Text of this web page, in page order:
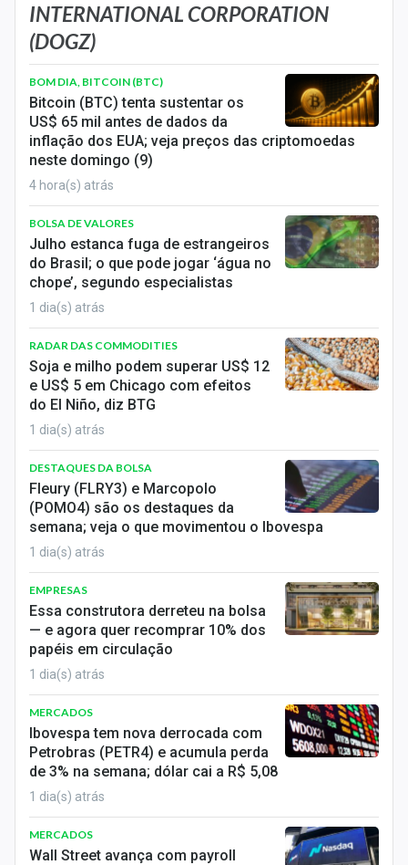
Economia
Empresas
Brasil
Política
Colunas
Especiais
Internacional
Marketing
Tecnologia
Conteúdo de Marca
Sobre
Expediente
Contato
INTERNATIONAL CORPORATION
(DOGZ)
BOM DIA, BITCOIN (BTC)
Bitcoin (BTC) tenta sustentar os
US$ 65 mil antes de dados da
inflação dos EUA; veja preços das criptomoedas
neste domingo (9)
4 hora(s) atrás
BOLSA DE VALORES
Julho estanca fuga de estrangeiros
do Brasil; o que pode jogar ‘água no
chope’, segundo especialistas
1 dia(s) atrás
RADAR DAS COMMODITIES
Soja e milho podem superar US$ 12
e US$ 5 em Chicago com efeitos
do El Niño, diz BTG
1 dia(s) atrás
DESTAQUES DA BOLSA
Fleury (FLRY3) e Marcopolo
(POMO4) são os destaques da
semana; veja o que movimentou o Ibovespa
1 dia(s) atrás
EMPRESAS
Essa construtora derreteu na bolsa
— e agora quer recomprar 10% dos
papéis em circulação
1 dia(s) atrás
MERCADOS
Ibovespa tem nova derrocada com
Petrobras (PETR4) e acumula perda
de 3% na semana; dólar cai a R$ 5,08
1 dia(s) atrás
MERCADOS
Wall Street avança com payroll